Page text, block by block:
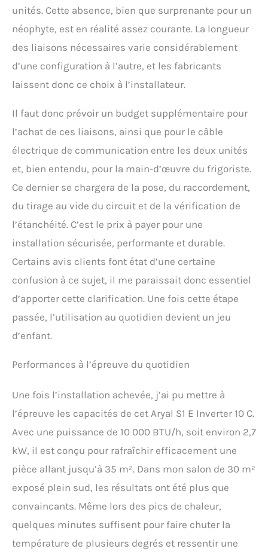
unités. Cette absence, bien que surprenante pour un
néophyte, est en réalité assez courante. La longueur
des liaisons nécessaires varie considérablement
d’une configuration à l’autre, et les fabricants
laissent donc ce choix à l’installateur.
Il faut donc prévoir un budget supplémentaire pour
l’achat de ces liaisons, ainsi que pour le câble
électrique de communication entre les deux unités
et, bien entendu, pour la main-d’œuvre du frigoriste.
Ce dernier se chargera de la pose, du raccordement,
du tirage au vide du circuit et de la vérification de
l’étanchéité. C’est le prix à payer pour une
installation sécurisée, performante et durable.
Certains avis clients font état d’une certaine
confusion à ce sujet, il me paraissait donc essentiel
d’apporter cette clarification. Une fois cette étape
passée, l’utilisation au quotidien devient un jeu
d’enfant.
Performances à l’épreuve du quotidien
Une fois l’installation achevée, j’ai pu mettre à
l’épreuve les capacités de cet Aryal S1 E Inverter 10 C.
Avec une puissance de 10 000 BTU/h, soit environ 2,7
kW, il est conçu pour rafraîchir efficacement une
pièce allant jusqu’à 35 m². Dans mon salon de 30 m²
exposé plein sud, les résultats ont été plus que
convaincants. Même lors des pics de chaleur,
quelques minutes suffisent pour faire chuter la
température de plusieurs degrés et ressentir une